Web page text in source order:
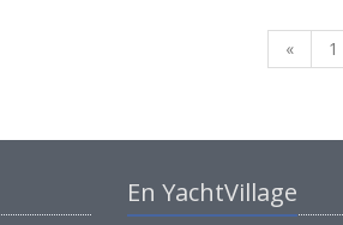
« 1
En YachtVillage